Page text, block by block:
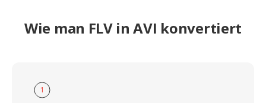
Wie man FLV in AVI konvertiert
1